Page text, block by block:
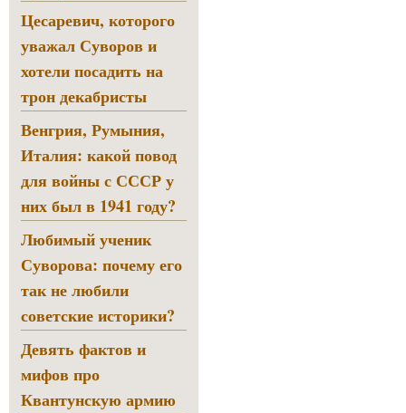
Цесаревич, которого
уважал Суворов и
хотели посадить на
трон декабристы
Венгрия, Румыния,
Италия: какой повод
для войны с СССР у
них был в 1941 году?
Любимый ученик
Суворова: почему его
так не любили
советские историки?
Девять фактов и
мифов про
Квантунскую армию